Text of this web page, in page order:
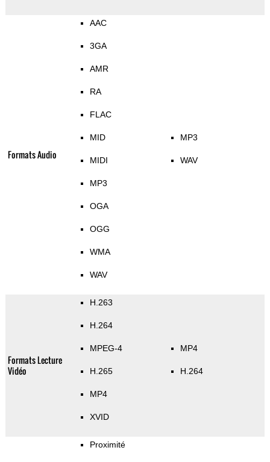
Formats Audio
AAC
3GA
AMR
RA
FLAC
MID
MIDI
MP3
OGA
OGG
WMA
WAV
MP3
WAV
Formats Lecture
Vidéo
H.263
H.264
MPEG-4
H.265
MP4
XVID
MP4
H.264
Proximité